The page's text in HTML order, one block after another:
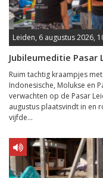
Leiden, 6 augustus 2026,
Jubileumeditie Pasar
Ruim tachtig kraampjes
Indonesische, Molukse en
verwachten op de Pasar
augustus plaatsvindt in en
vijfde...